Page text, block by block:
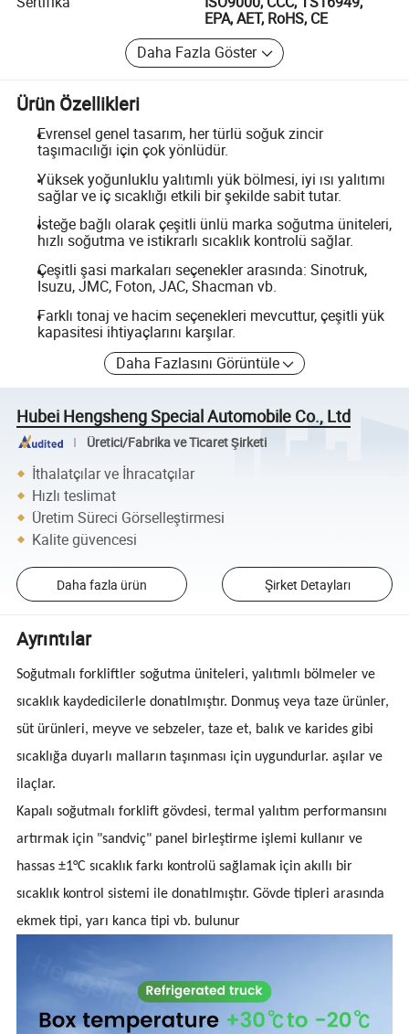
EPA, AET, RoHS, CE
Daha Fazla Göster
Ürün Özellikleri
Evrensel genel tasarım, her türlü soğuk zincir
taşımacılığı için çok yönlüdür.
Yüksek yoğunluklu yalıtımlı yük bölmesi, iyi ısı yalıtımı
sağlar ve iç sıcaklığı etkili bir şekilde sabit tutar.
İsteğe bağlı olarak çeşitli ünlü marka soğutma üniteleri,
hızlı soğutma ve istikrarlı sıcaklık kontrolü sağlar.
Çeşitli şasi markaları seçenekler arasında: Sinotruk,
Isuzu, JMC, Foton, JAC, Shacman vb.
Farklı tonaj ve hacim seçenekleri mevcuttur, çeşitli yük
kapasitesi ihtiyaçlarını karşılar.
Daha Fazlasını Görüntüle
Hubei Hengsheng Special Automobile Co., Ltd
Üretici/Fabrika ve Ticaret Şirketi
İthalatçılar ve İhracatçılar
Hızlı teslimat
Üretim Süreci Görselleştirmesi
Kalite güvencesi
Daha fazla ürün Şirket Detayları
Ayrıntılar
Soğutmalı forkliftler soğutma üniteleri, yalıtımlı bölmeler ve
sıcaklık kaydedicilerle donatılmıştır. Donmuş veya taze ürünler,
süt ürünleri, meyve ve sebzeler, taze et, balık ve karides gibi
sıcaklığa duyarlı malların taşınması için uygundurlar. aşılar ve
ilaçlar.
Kapalı soğutmalı forklift gövdesi, termal yalıtım performansını
artırmak için "sandviç" panel birleştirme işlemi kullanır ve
hassas ±1°C sıcaklık farkı kontrolü sağlamak için akıllı bir
sıcaklık kontrol sistemi ile donatılmıştır. Gövde tipleri arasında
ekmek tipi, yarı kanca tipi vb. bulunur